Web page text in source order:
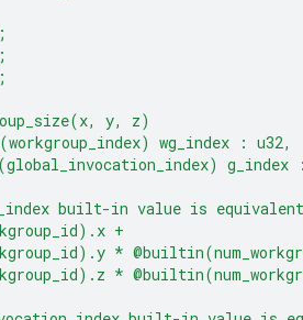
y, z)
wg_index : u32,
g_index
built-in value is
+
*
*